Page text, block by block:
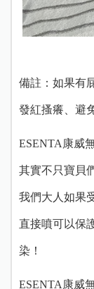
備註：如果有
發紅搔癢、避
ESENTA康威
其實不只寶貝
我們大人如果
直接噴可以保
染！
ESENTA康威